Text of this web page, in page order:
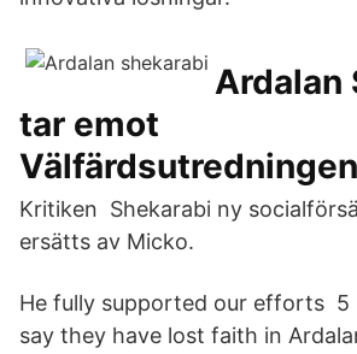
Ardalan
tar emot
Kritiken Shekarabi ny
ersätts av Micko.
He fully supported our efforts 5
say they have lost faith in